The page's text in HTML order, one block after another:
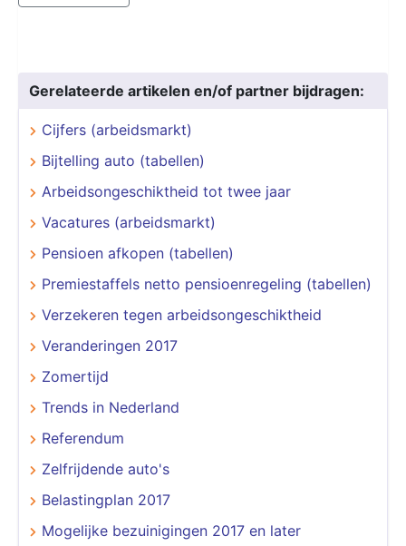
Gerelateerde artikelen en/of partner bijdragen:
Cijfers (arbeidsmarkt)
Bijtelling auto (tabellen)
Arbeidsongeschiktheid tot twee jaar
Vacatures (arbeidsmarkt)
Pensioen afkopen (tabellen)
Premiestaffels netto pensioenregeling (tabellen)
Verzekeren tegen arbeidsongeschiktheid
Veranderingen 2017
Zomertijd
Trends in Nederland
Referendum
Zelfrijdende auto's
Belastingplan 2017
Mogelijke bezuinigingen 2017 en later